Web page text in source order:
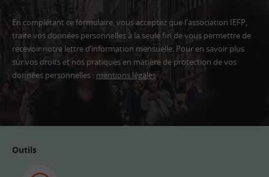
En complétant ce formulaire, vous acceptez que l'association IEFP,
traite vos données personnelles à la seule fin de vous permettre de
recevoir notre lettre d’information mensuelle. Pour en savoir plus
sur vos droits et nos pratiques en matière de protection de vos
données personnelles : mentions légales
Outils